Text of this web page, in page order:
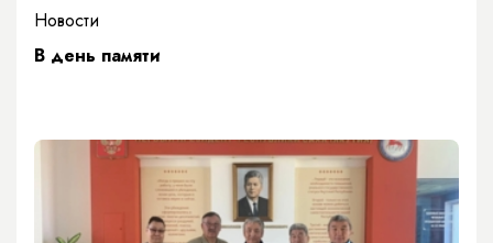
Новости
​В день памяти